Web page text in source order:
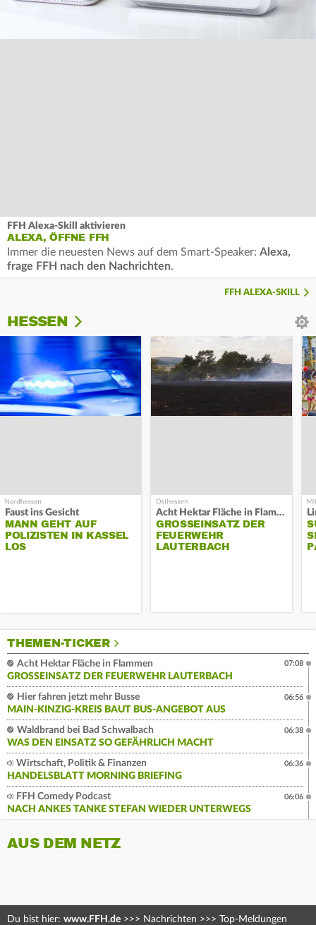
FFH Alexa-Skill aktivieren
ALEXA, ÖFFNE FFH
Immer die neuesten News auf dem Smart-Speaker: Alexa,
frage FFH nach den Nachrichten.
FFH ALEXA-SKILL
HESSEN
Faust ins Gesicht
MANN GEHT AUF
POLIZISTEN IN KASSEL
LOS
Acht Hektar Fläche in Flammen
GROSSEINSATZ DER F
EUERWEHR L
AUTERBACH
THEMEN-TICKER
Acht Hektar Fläche in Flammen
GROSSEINSATZ DER FEUERWEHR LAUTERBACH
07:08
Hier fahren jetzt mehr Busse
MAIN-KINZIG-KREIS BAUT BUS-ANGEBOT AUS
06:56
Waldbrand bei Bad Schwalbach
WAS DEN EINSATZ SO GEFÄHRLICH MACHT
06:38
Wirtschaft, Politik & Finanzen
HANDELSBLATT MORNING BRIEFING
06:36
FFH Comedy Podcast
NACH ANKES TANKE STEFAN WIEDER UNTERWEGS
06:06
AUS DEM NETZ
Du bist hier: www.FFH.de >>> Nachrichten >>> Top-Meldungen